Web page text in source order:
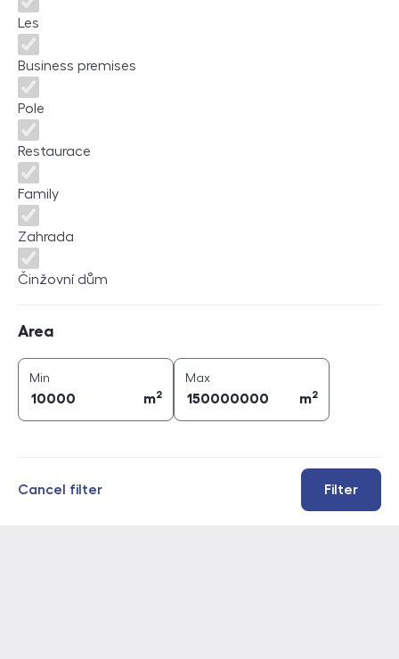
Les
Business premises
Pole
Restaurace
Family
Zahrada
Činžovní dům
Area
Min
m2
Maxarea (
m2
Filter
Cancel filter